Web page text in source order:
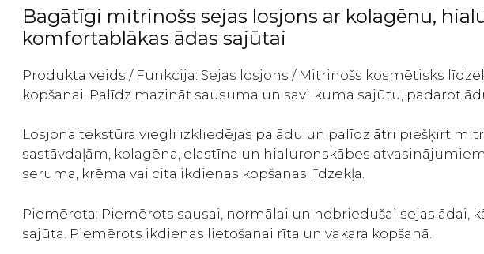
sejas
Bagātīgi mitrinošs sejas losjons ar kolagēnu,
komfortablākas ādas sajūtai
Produkta veids / Funkcija: Sejas losjons / Mitrinošs kosmētisks
kopšanai. Palīdz mazināt sausuma un savilkuma sajūtu, padarot
Losjona tekstūra viegli izkliedējas pa ādu un palīdz ātri piešķirt
sastāvdaļām, kolagēna, elastīna un hialuronskābes
seruma, krēma vai cita ikdienas kopšanas līdzekļa.
Piemērota: Piemērots sausai, normālai un nobriedušai sejas
sajūta. Piemērots ikdienas lietošanai rīta un vakara kopšanā.